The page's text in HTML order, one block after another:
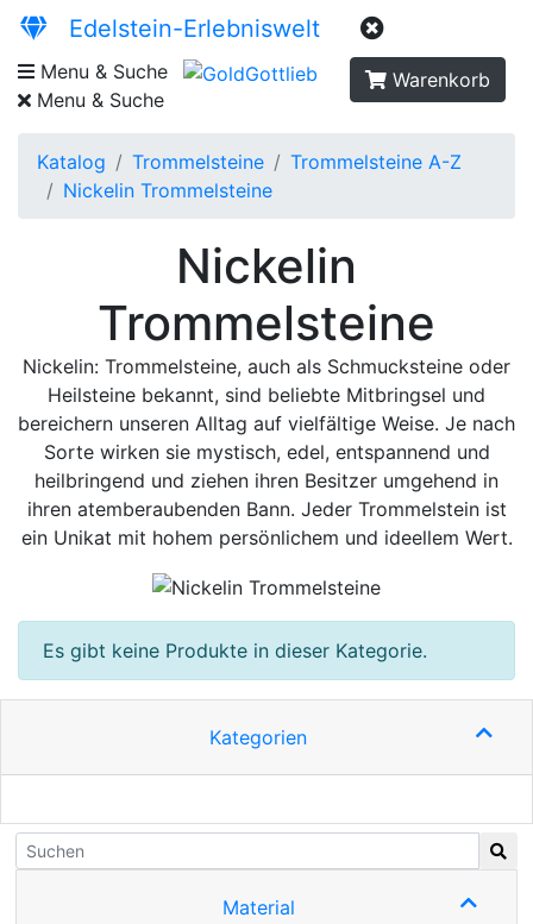
Edelstein-Erlebniswelt
Menu & Suche
Menu & Suche
Warenkorb
Katalog Trommelsteine
Trommelsteine A-Z
Nickelin Trommelsteine
Nickelin
Trommelsteine
Nickelin: Trommelsteine, auch als Schmucksteine oder
Heilsteine bekannt, sind beliebte Mitbringsel und
bereichern unseren Alltag auf vielfältige Weise. Je nach
Sorte wirken sie mystisch, edel, entspannend und
heilbringend und ziehen ihren Besitzer umgehend in
ihren atemberaubenden Bann. Jeder Trommelstein ist
ein Unikat mit hohem persönlichem und ideellem Wert.
Es gibt keine Produkte in dieser Kategorie.
Kategorien
Material